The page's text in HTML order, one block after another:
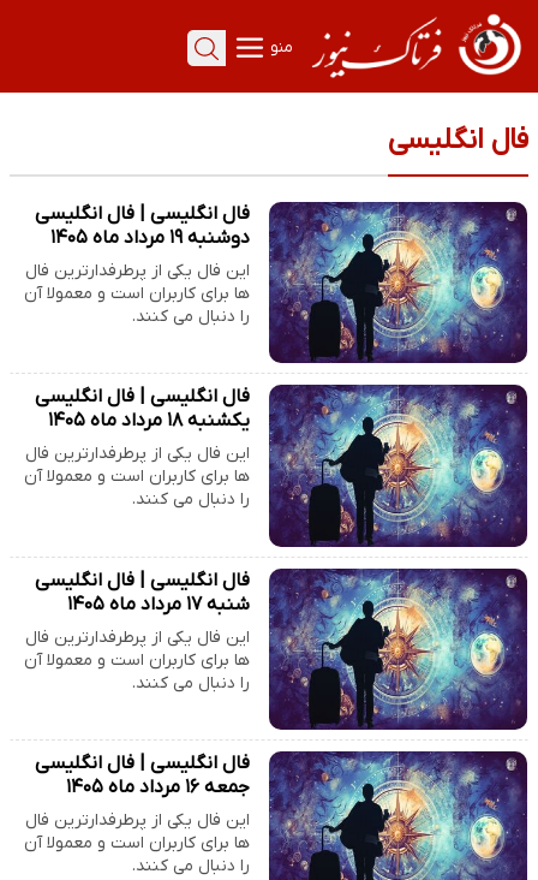
منو
فال انگلیسی
فال انگلیسی | فال انگلیسی
دوشنبه ۱۹ مرداد ماه ۱۴۰۵
این فال یکی از پرطرفدارترین فال
ها برای کاربران است و معمولا آن
را دنبال می کنند.
فال انگلیسی | فال انگلیسی
یکشنبه ۱۸ مرداد ماه ۱۴۰۵
این فال یکی از پرطرفدارترین فال
ها برای کاربران است و معمولا آن
را دنبال می کنند.
فال انگلیسی | فال انگلیسی
شنبه ۱۷ مرداد ماه ۱۴۰۵
این فال یکی از پرطرفدارترین فال
ها برای کاربران است و معمولا آن
را دنبال می کنند.
فال انگلیسی | فال انگلیسی
جمعه ۱۶ مرداد ماه ۱۴۰۵
این فال یکی از پرطرفدارترین فال
ها برای کاربران است و معمولا آن
را دنبال می کنند.